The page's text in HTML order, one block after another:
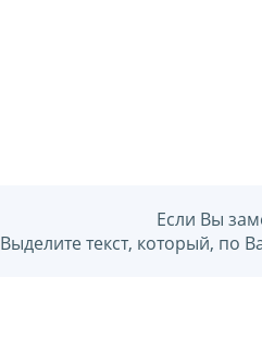
Если Вы
Выделите текст, который,